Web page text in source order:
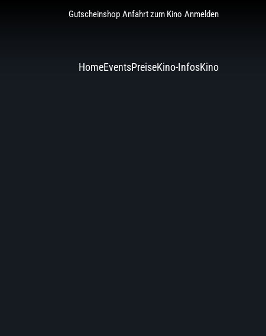
Gutscheinshop Anfahrt zum Kino Anmelden
HomeEventsPreiseKino-InfosKino